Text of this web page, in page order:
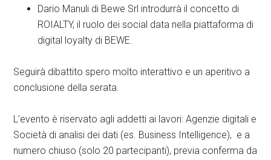
Dario Manuli di Bewe Srl introdurrà il concetto di
ROIALTY, il ruolo dei social data nella piattaforma di
digital loyalty di BEWE.
Seguirà dibattito spero molto interattivo e un aperitivo a
conclusione della serata.
L’evento è riservato agli addetti ai lavori: Agenzie digitali e
Società di analisi dei dati (es. Business Intelligence), e a
numero chiuso (solo 20 partecipanti), previa conferma da